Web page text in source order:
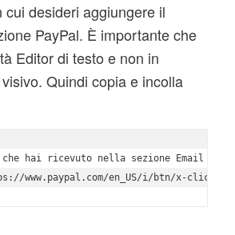
cui desideri aggiungere il
PayPal. È importante che
Editor di testo e non in
Quindi copia e incolla
che hai ricevuto nella sezione Email di
www.paypal.com/en_US/i/btn/x-click-